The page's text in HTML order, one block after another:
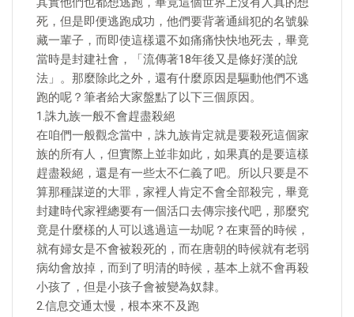
死，但是即便逃跑成功，他們要背著通緝犯的名號躲
藏一輩子，而即使這樣還不如痛痛快快地死去，畢竟
當時是封建社會，「流傳著18年後又是條好漢的說
法」。那麼除此之外，還有什麼原因是驅動他們不逃
跑的呢？筆者給大家盤點了以下三個原因。
1.誅九族一般不會趕盡殺絕
在咱們一般觀念當中，誅九族肯定就是要殺死這個家
族的所有人，但實際上並非如此，如果真的是要這樣
趕盡殺絕，還是有一些太不仁義了吧。所以只要是不
算那種謀逆的大罪，家裡人肯定不會全部殺完，畢竟
封建時代家裡總要有一個活口去傳宗接代吧，那麼究
竟是什麼樣的人可以逃過這一劫呢？在東晉的時候，
就有婦女是不會被殺死的，而在唐朝的時候就有老弱
病幼會放掉，而到了明清的時候，基本上就不會再殺
小孩了，但是小孩子會被變為奴隸。
2.信息交通太慢，根本來不及跑